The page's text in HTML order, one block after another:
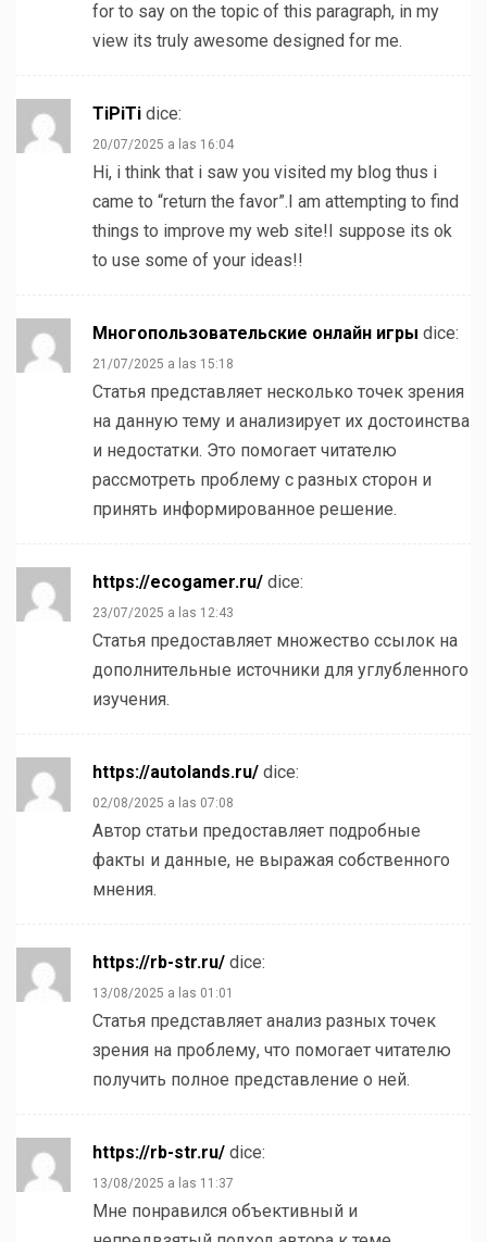
for to say on the topic of this paragraph, in my
view its truly awesome designed for me.
TiPiTi dice:
20/07/2025 a las 16:04
Hi, i think that i saw you visited my blog thus i
came to “return the favor”.I am attempting to find
things to improve my web site!I suppose its ok
to use some of your ideas!!
Многопользовательские онлайн игры dice:
21/07/2025 a las 15:18
Статья представляет несколько точек зрения
на данную тему и анализирует их достоинства
и недостатки. Это помогает читателю
рассмотреть проблему с разных сторон и
принять информированное решение.
https://ecogamer.ru/ dice:
23/07/2025 a las 12:43
Статья предоставляет множество ссылок на
дополнительные источники для углубленного
изучения.
https://autolands.ru/ dice:
02/08/2025 a las 07:08
Автор статьи предоставляет подробные
факты и данные, не выражая собственного
мнения.
https://rb-str.ru/ dice:
13/08/2025 a las 01:01
Статья представляет анализ разных точек
зрения на проблему, что помогает читателю
получить полное представление о ней.
https://rb-str.ru/ dice:
13/08/2025 a las 11:37
Мне понравился объективный и